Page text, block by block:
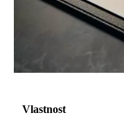
Vlastnost